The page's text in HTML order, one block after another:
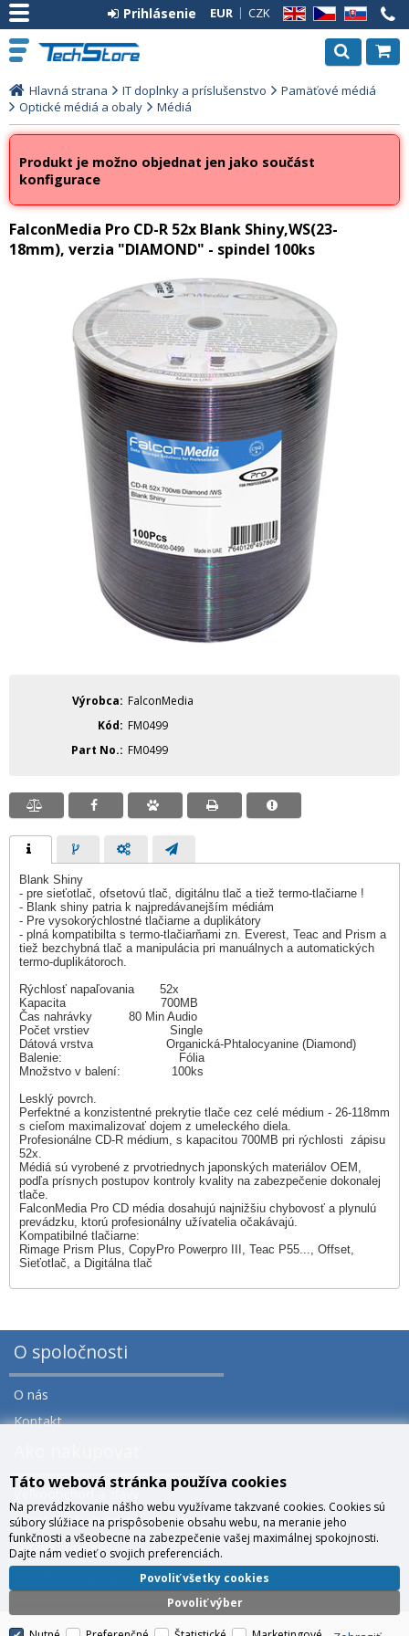
EN CZ SK
EUR CZK
Prihlásenie
Hlavná strana IT doplnky a príslušenstvo
Pamäťové médiá
Optické médiá a obaly
Médiá
Produkt je možno objednat jen jako součást
konfigurace
FalconMedia Pro CD-R 52x Blank Shiny,WS(23-
18mm), verzia "DIAMOND" - spindel 100ks
Výrobca
FalconMedia
Kód
FM0499
Part No.
FM0499
Blank Shiny
- pre sieťotlač, ofsetovú tlač, digitálnu tlač a tiež termo-tlačiarne !
- Blank shiny patria k najpredávanejším médiám
- Pre vysokorýchlostné tlačiarne a duplikátory
- plná kompatibilta s termo-tlačiarňami zn. Everest, Teac and Prism a
tiež bezchybná tlač a manipulácia pri manuálnych a automatických
termo-duplikátoroch.
Rýchlosť napaľovania 52x
Kapacita 700MB
Čas nahrávky 80 Min Audio
Počet vrstiev Single
Dátová vrstva Organická-Phtalocyanine (Diamond)
Balenie: Fólia
Množstvo v balení: 100ks
Lesklý povrch.
Perfektné a konzistentné prekrytie tlače cez celé médium - 26-118mm
s cieľom maximalizovať dojem z umeleckého diela.
Profesionálne CD-R médium, s kapacitou 700MB pri rýchlosti zápisu
52x.
Médiá sú vyrobené z prvotriednych japonských materiálov OEM,
podľa prísnych postupov kontroly kvality na zabezpečenie dokonalej
tlače.
FalconMedia Pro CD média dosahujú najnižšiu chybovosť a plynulú
prevádzku, ktorú profesionálny užívatelia očakávajú.
Kompatibilné tlačiarne:
Rimage Prism Plus, CopyPro Powerpro III, Teac P55..., Offset,
Sieťotlač, a Digitálna tlač
O spoločnosti
O nás
Kontakt
Všeobecné obchodné podmienky
Správa cookies
Prečo nakúpiť u nás?
Táto webová stránka používa cookies
Na prevádzkovanie nášho webu využívame takzvané cookies. Cookies sú
súbory slúžiace na prispôsobenie obsahu webu, na meranie jeho
funkčnosti a všeobecne na zabezpečenie vašej maximálnej spokojnosti.
Dajte nám vedieť o svojich preferenciách.
Povoliť výber
Povoliť všetky cookies